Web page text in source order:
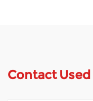
Contact Used